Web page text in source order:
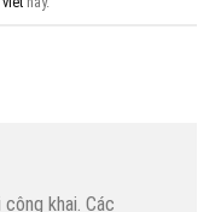
khai. Các